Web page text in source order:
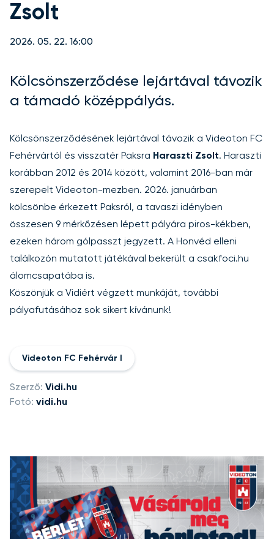
Zsolt
2026. 05. 22. 16:00
Kölcsönszerződése lejártával távozik
a támadó középpályás.
Kölcsönszerződésének lejártával távozik a Videoton FC
Fehérvártól és visszatér Paksra Haraszti Zsolt. Haraszti
korábban 2012 és 2014 között, valamint 2016-ban már
szerepelt Videoton-mezben. 2026. januárban
kölcsönbe érkezett Paksról, a tavaszi idényben
összesen 9 mérkőzésen lépett pályára piros-kékben,
ezeken három gólpasszt jegyzett. A Honvéd elleni
találkozón mutatott játékával bekerült a csakfoci.hu
álomcsapatába is.
Köszönjük a Vidiért végzett munkáját, további
pályafutásához sok sikert kívánunk!
Videoton FC Fehérvár I
Szerző: Vidi.hu
Fotó: vidi.hu